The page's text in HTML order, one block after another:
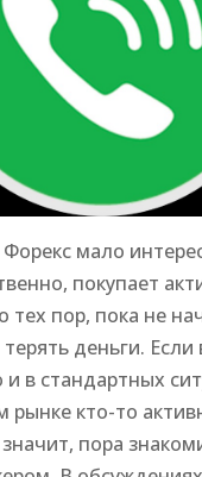
мало
покупает
тех пор, пока не
деньги.
в стандартных
кто-то
пора